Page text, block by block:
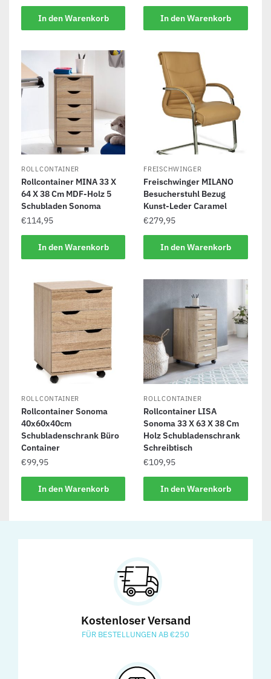
In den Warenkorb In den Warenkorb
ROLLCONTAINER
Rollcontainer MINA 33 X
64 X 38 Cm MDF-Holz 5
Schubladen Sonoma
€114,95
In den Warenkorb
FREISCHWINGER
Freischwinger MILANO
Besucherstuhl Bezug
Kunst-Leder Caramel
€279,95
In den Warenkorb
ROLLCONTAINER
Rollcontainer Sonoma
40x60x40cm
Schubladenschrank Büro
Container
€99,95
In den Warenkorb
ROLLCONTAINER
Rollcontainer LISA
Sonoma 33 X 63 X 38 Cm
Holz Schubladenschrank
Schreibtisch
€109,95
In den Warenkorb
Kostenloser Versand
FÜR BESTELLUNGEN AB €250